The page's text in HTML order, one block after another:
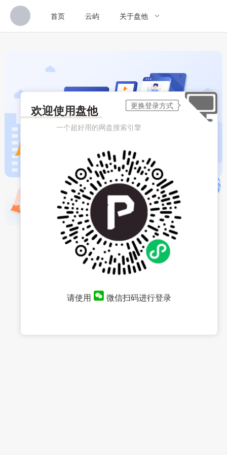
首页 云屿 关于盘他
欢迎使用盘他
一个超好用的网盘搜索引擎
请使用 微信扫码进行登录